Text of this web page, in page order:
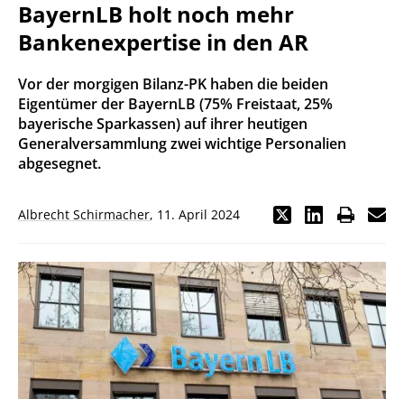
BayernLB holt noch mehr
Bankenexpertise in den AR
Vor der morgigen Bilanz-PK haben die beiden
Eigentümer der BayernLB (75% Freistaat, 25%
bayerische Sparkassen) auf ihrer heutigen
Generalversammlung zwei wichtige Personalien
abgesegnet.
Albrecht Schirmacher, 11. April 2024